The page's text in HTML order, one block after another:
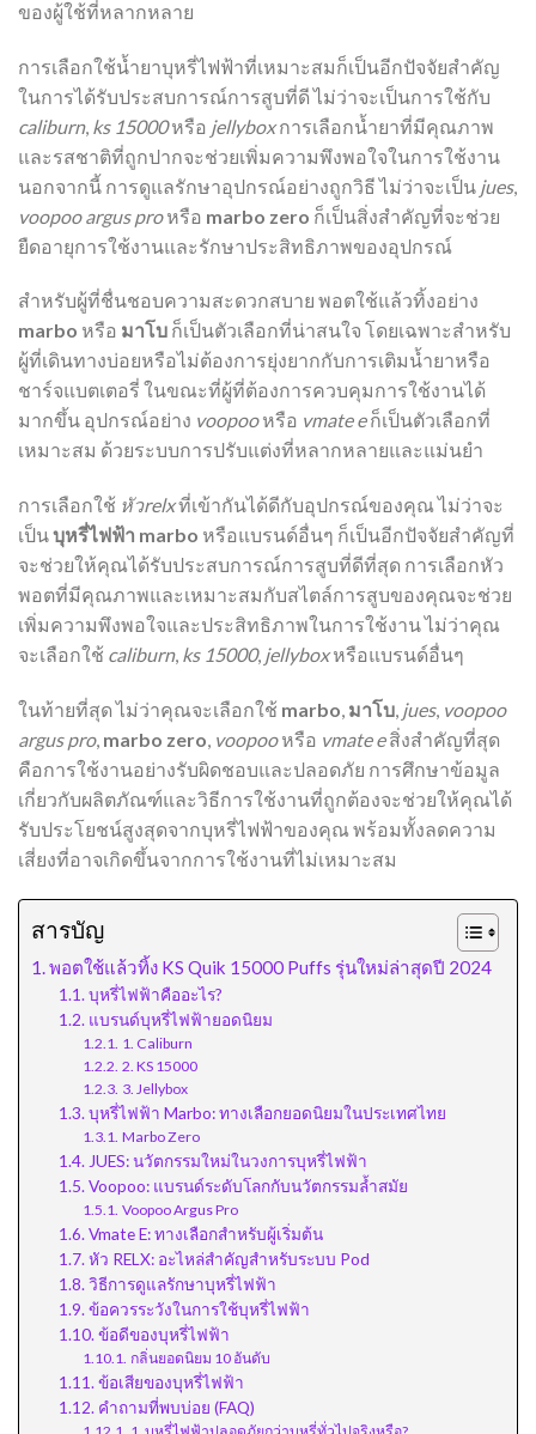
ของผู้ใช้ที่หลากหลาย
การเลือกใช้น้ำยาบุหรี่ไฟฟ้าที่เหมาะสมก็เป็นอีกปัจจัยสำคัญ
ในการได้รับประสบการณ์การสูบที่ดี ไม่ว่าจะเป็นการใช้กับ
caliburn, ks 15000หรือ jellyboxการเลือกน้ำยาที่มีคุณภาพ
และรสชาติที่ถูกปากจะช่วยเพิ่มความพึงพอใจในการใช้งาน
นอกจากนี้ การดูแลรักษาอุปกรณ์อย่างถูกวิธี ไม่ว่าจะเป็น jues,
voopoo argus proหรือ marbo zero ก็เป็นสิ่งสำคัญที่จะช่วย
ยืดอายุการใช้งานและรักษาประสิทธิภาพของอุปกรณ์
สำหรับผู้ที่ชื่นชอบความสะดวกสบาย พอตใช้แล้วทิ้งอย่าง
marbo หรือ มาโบ ก็เป็นตัวเลือกที่น่าสนใจ โดยเฉพาะสำหรับ
ผู้ที่เดินทางบ่อยหรือไม่ต้องการยุ่งยากกับการเติมน้ำยาหรือ
ชาร์จแบตเตอรี่ ในขณะที่ผู้ที่ต้องการควบคุมการใช้งานได้
มากขึ้น อุปกรณ์อย่าง voopooหรือ vmate eก็เป็นตัวเลือกที่
เหมาะสม ด้วยระบบการปรับแต่งที่หลากหลายและแม่นยำ
การเลือกใช้ หัวrelxที่เข้ากันได้ดีกับอุปกรณ์ของคุณ ไม่ว่าจะ
เป็นบุหรี่ไฟฟ้า marbo หรือแบรนด์อื่นๆ ก็เป็นอีกปัจจัยสำคัญที่
จะช่วยให้คุณได้รับประสบการณ์การสูบที่ดีที่สุด การเลือกหัว
พอตที่มีคุณภาพและเหมาะสมกับสไตล์การสูบของคุณจะช่วย
เพิ่มความพึงพอใจและประสิทธิภาพในการใช้งาน ไม่ว่าคุณ
จะเลือกใช้ caliburn, ks 15000, jellyboxหรือแบรนด์อื่นๆ
ในท้ายที่สุด ไม่ว่าคุณจะเลือกใช้ marbo, มาโบ, jues, voopoo
argus pro, marbo zero, voopooหรือ vmate eสิ่งสำคัญที่สุด
คือการใช้งานอย่างรับผิดชอบและปลอดภัย การศึกษาข้อมูล
เกี่ยวกับผลิตภัณฑ์และวิธีการใช้งานที่ถูกต้องจะช่วยให้คุณได้
รับประโยชน์สูงสุดจากบุหรี่ไฟฟ้าของคุณ พร้อมทั้งลดความ
เสี่ยงที่อาจเกิดขึ้นจากการใช้งานที่ไม่เหมาะสม
สารบัญ
พอตใช้แล้วทิ้ง KS Quik 15000 Puffs รุ่นใหม่ล่าสุดปี 2024
บุหรี่ไฟฟ้าคืออะไร?
แบรนด์บุหรี่ไฟฟ้ายอดนิยม
1. Caliburn
2. KS 15000
3. Jellybox
บุหรี่ไฟฟ้า Marbo: ทางเลือกยอดนิยมในประเทศไทย
Marbo Zero
JUES: นวัตกรรมใหม่ในวงการบุหรี่ไฟฟ้า
Voopoo: แบรนด์ระดับโลกกับนวัตกรรมล้ำสมัย
Voopoo Argus Pro
Vmate E: ทางเลือกสำหรับผู้เริ่มต้น
หัว RELX: อะไหล่สำคัญสำหรับระบบ Pod
วิธีการดูแลรักษาบุหรี่ไฟฟ้า
ข้อควรระวังในการใช้บุหรี่ไฟฟ้า
ข้อดีของบุหรี่ไฟฟ้า
กลิ่นยอดนิยม 10 อันดับ
ข้อเสียของบุหรี่ไฟฟ้า
คำถามที่พบบ่อย (FAQ)